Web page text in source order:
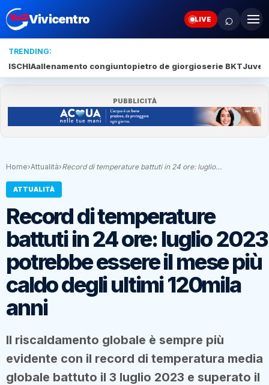
Vivicentro LIVE ⌕
TRENDING:
ISCHIAallenamento congiuntopietro de giorgioserie BKTJuve
PUBBLICITÀ
Home›Attualità›Record di temperature battuti in 24 ore: luglio…
ATTUALITÀ
Record di temperature
battuti in 24 ore: luglio 2023
potrebbe essere il mese più
caldo degli ultimi 120mila
anni
Il riscaldamento globale è sempre più
evidente con il record di temperatura media
globale battuto il 3 luglio 2023 e superato il